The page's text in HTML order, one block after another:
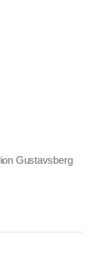
Gustavsberg